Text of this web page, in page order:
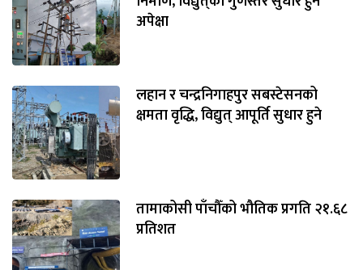
अपेक्षा
लहान र चन्द्रनिगाहपुर सबस्टेसनको
क्षमता वृद्धि, विद्युत् आपूर्ति सुधार हुने
तामाकोसी पाँचौँको भौतिक प्रगति २१.६८
प्रतिशत